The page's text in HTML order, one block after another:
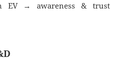
EV → awareness & trust